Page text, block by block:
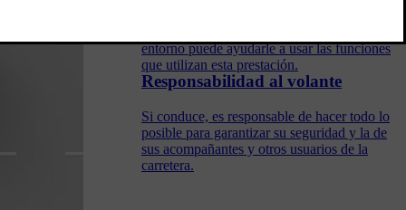
entorno puede ayudarle a usar las funciones
que utilizan esta prestación.
Responsabilidad al volante
Si conduce, es responsable de hacer todo lo
posible para garantizar su seguridad y la de
sus acompañantes y otros usuarios de la
carretera.